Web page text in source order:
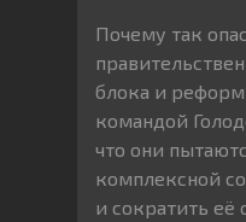
Почему так
блока и
командой
что они
комплексной
и сократить её